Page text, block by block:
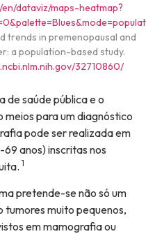
dataviz/maps-heatmap?
trends in premenopausal and
a population-based study.
32710860/
de saúde pública e o
meios para um diagnóstico
pode ser realizada em
anos) inscritas nos
1
pretende-se não só um
muito pequenos,
em mamografia ou